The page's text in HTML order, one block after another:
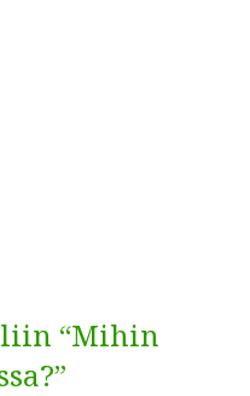
“Mihin